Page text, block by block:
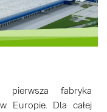
pierwsza fabryka
Europie. Dla całej